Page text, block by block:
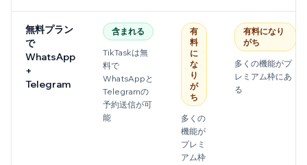
無料プラン
で
WhatsApp
+
Telegram
含まれる
TikTaskは無
料で
WhatsAppと
Telegramの
予約送信が可
能
有
料
に
な
り
が
ち
多くの
機能が
プレミ
アム枠
有料になり
がち
多くの機能がプ
レミアム枠にあ
る